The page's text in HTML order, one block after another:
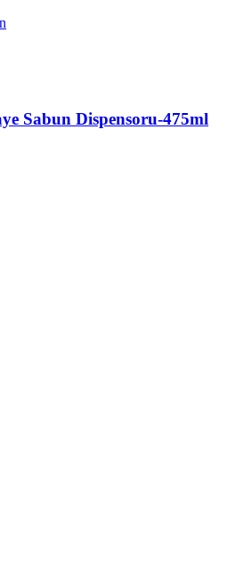
Sabun Dispensoru-475ml